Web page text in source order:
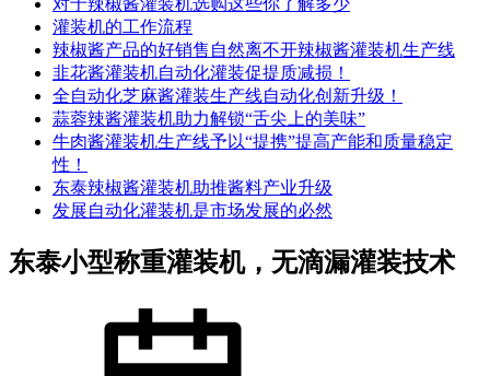
对于辣椒酱灌装机选购这些你了解多少
灌装机的工作流程
辣椒酱产品的好销售自然离不开辣椒酱灌装机生产线
韭花酱灌装机自动化灌装促提质减损！
全自动化芝麻酱灌装生产线自动化创新升级！
蒜蓉辣酱灌装机助力解锁“舌尖上的美味”
牛肉酱灌装机生产线予以“提携”提高产能和质量稳定
性！
东泰辣椒酱灌装机助推酱料产业升级
发展自动化灌装机是市场发展的必然
东泰小型称重灌装机，无滴漏灌装技术